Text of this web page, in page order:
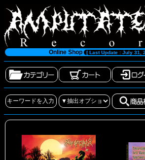
Online Shop [ Last Update : July 31,